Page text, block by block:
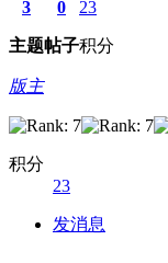
3
主题
0
帖子
23
积分
版主
积分
23
发消息